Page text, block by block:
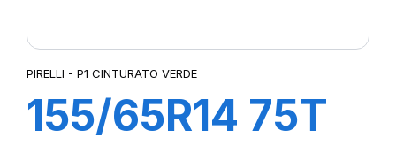
PIRELLI - P1 CINTURATO VERDE
155/65R14 75T